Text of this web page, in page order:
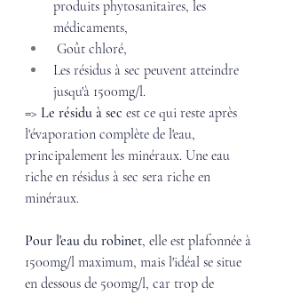
produits phytosanitaires, les
médicaments,
Goût chloré,
Les résidus à sec peuvent atteindre
jusqu'à 1500mg/l.
=> Le résidu à sec est ce qui reste après
l'évaporation complète de l'eau,
principalement les minéraux. Une eau
riche en résidus à sec sera riche en
minéraux.
Pour l'eau du robinet, elle est plafonnée à
1500mg/l maximum, mais l'idéal se situe
en dessous de 500mg/l, car trop de